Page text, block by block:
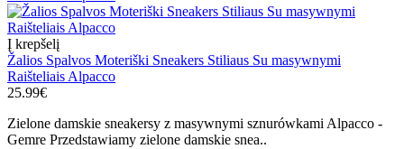
Į krepšelį
Žalios Spalvos Moteriški Sneakers Stiliaus Su masywnymi
Raišteliais Alpacco
25.99€
Zielone damskie sneakersy z masywnymi sznurówkami Alpacco -
Gemre Przedstawiamy zielone damskie snea..